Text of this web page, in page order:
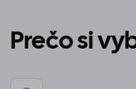
Prečo si